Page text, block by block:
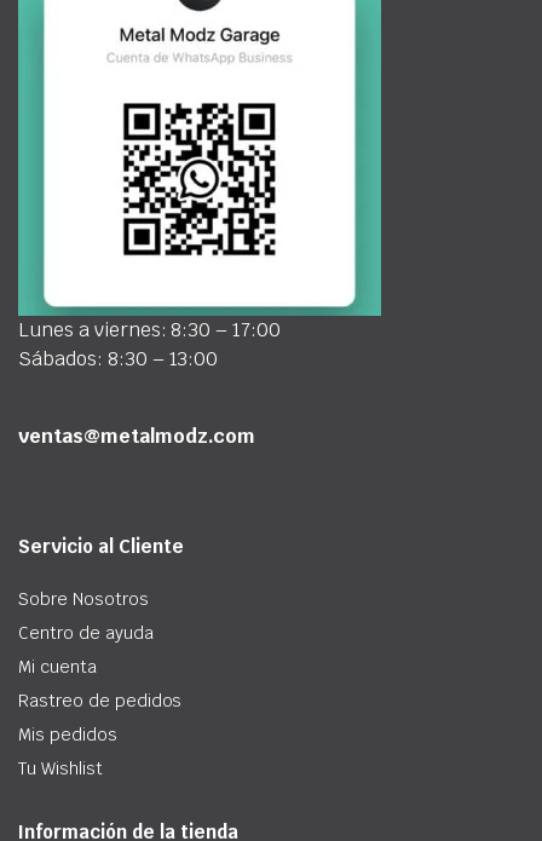
Lunes a viernes: 8:30 – 17:00
Sábados: 8:30 – 13:00
ventas@metalmodz.com
Servicio al Cliente
Sobre Nosotros
Centro de ayuda
Mi cuenta
Rastreo de pedidos
Mis pedidos
Tu Wishlist
Información de la tienda